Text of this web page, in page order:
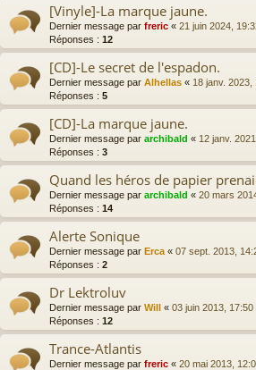
[Vinyle]-La marque jaune.
Dernier message par freric « 21 juin 2024,
Réponses : 12
[CD]-Le secret de l'espadon.
Dernier message par Alhellas « 18 janv. 2023,
Réponses : 5
[CD]-La marque jaune.
Dernier message par archibald « 12 janv.
Réponses : 3
Quand les héros de papier
Dernier message par archibald « 20 mars
Réponses : 14
Alerte Sonique
Dernier message par Erca « 07 sept. 2013,
Réponses : 2
Dr Lektroluv
Dernier message par Will « 03 juin 2013, 17:50
Réponses : 12
Trance-Atlantis
Dernier message par freric « 20 mai 2013,